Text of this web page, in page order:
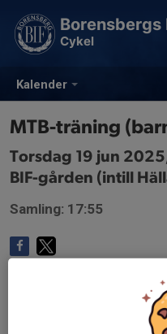
Kalender
Borensbergs
Cykel
MTB-träning
Torsdag 19 jun
BIF-gården (intill
Samling: 17:55